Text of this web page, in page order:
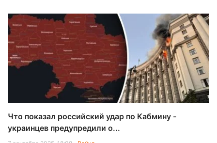
Что показал российский удар по Кабмину -
украинцев предупредили о...